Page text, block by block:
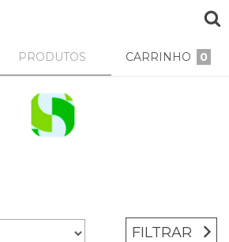
PRODUTOS CARRINHO 0
FILTRAR